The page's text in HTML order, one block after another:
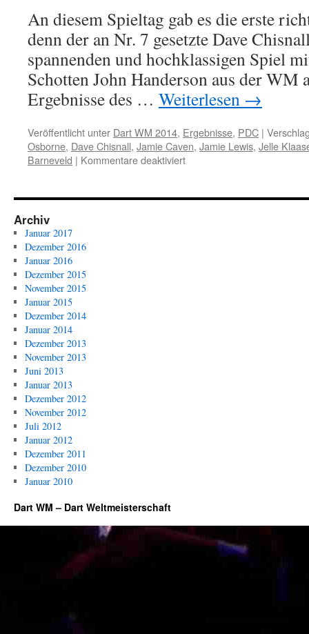
Spieltag
An diesem Spieltag gab es die erste
denn der an Nr. 7 gesetzte Dave
spannenden und hochklassigen Spiel
Schotten John Handerson aus der WM
Ergebnisse des … Weiterlesen →
Veröffentlicht unter Dart WM 2014, Ergebnisse, PDC |
Osborne, Dave Chisnall, Jamie Caven, Jamie Lewis, Jelle
Barneveld | Kommentare deaktiviertfür
WM
Archiv
Januar 2017
Dezember 2016
Januar 2016
Dezember 2015
November 2015
Januar 2015
Dezember 2014
Januar 2014
Dezember 2013
November 2013
Juni 2013
Januar 2013
Dezember 2012
November 2012
Juli 2012
Januar 2012
Dezember 2011
Dezember 2010
Januar 2010
Dart WM – Dart Weltmeisterschaft